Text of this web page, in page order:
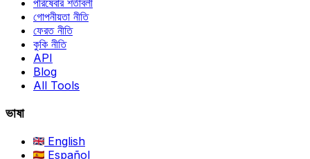
পরিষেবার শর্তাবলী
গোপনীয়তা নীতি
ফেরত নীতি
কুকি নীতি
API
Blog
All Tools
ভাষা
English
Español